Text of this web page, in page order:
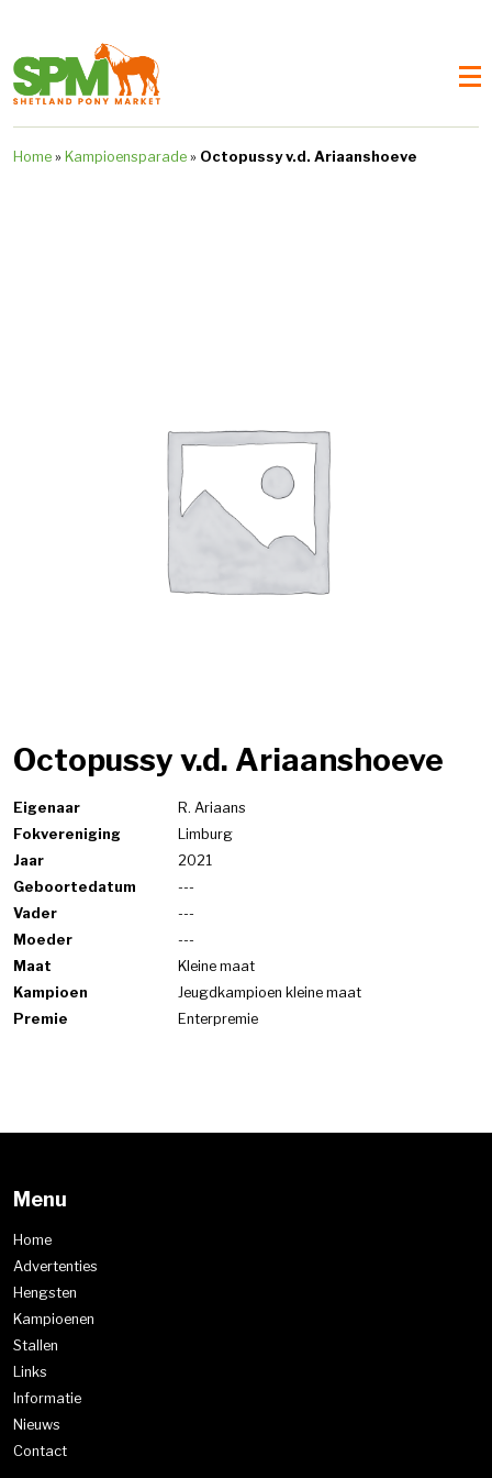
Home » Kampioensparade » Octopussy v.d. Ariaanshoeve
Octopussy v.d. Ariaanshoeve
Eigenaar
R. Ariaans
Fokvereniging
Limburg
Jaar
2021
Geboortedatum
---
Vader
---
Moeder
---
Maat
Kleine maat
Kampioen
Jeugdkampioen kleine maat
Premie
Enterpremie
Menu
Home
Advertenties
Hengsten
Kampioenen
Stallen
Links
Informatie
Nieuws
Contact